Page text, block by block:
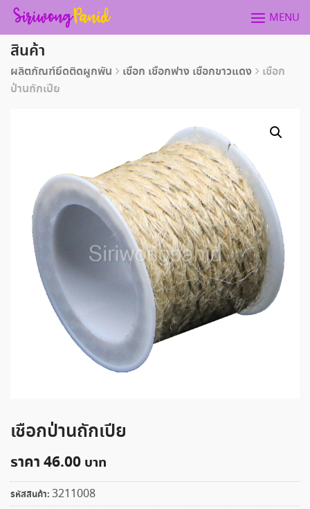
Skip
content
MENU
สินค้า
ผลิตภัณฑ์ยึดติดผูกพัน เชือก เชือกฟาง เชือกขาวแดง
เชือก
ป่านถักเปีย
เชือกป่านถักเปีย
ราคา46.00
รหัสสินค้า: 3211008